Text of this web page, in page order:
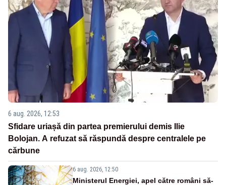
6 aug. 2026, 12:53
Sfidare uriașă din partea premierului demis Ilie
Bolojan. A refuzat să răspundă despre centralele pe
cărbune
6 aug. 2026, 12:50
Ministerul Energiei, apel către români să-